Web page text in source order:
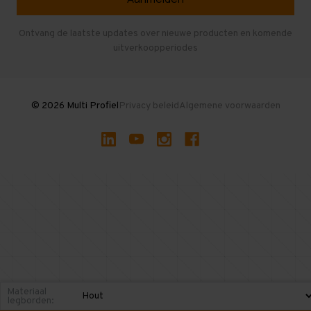
Gebruikte entresolvloeren
Ontvang de laatste updates over nieuwe producten en komende
uitverkoopperiodes
© 2026 Multi ProfielPrivacy beleidAlgemene voorwaarden
Materiaal
legborden: